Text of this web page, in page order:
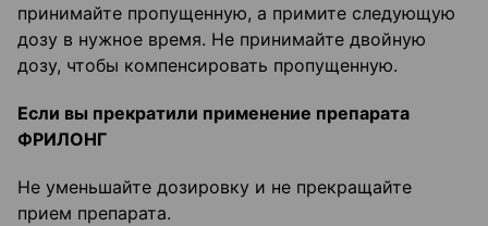
принимайте пропущенную, а примите следующую
дозу в нужное время. Не принимайте двойную
дозу, чтобы компенсировать пропущенную.
Если вы прекратили применение препарата
ФРИЛОНГ
Не уменьшайте дозировку и не прекращайте
прием препарата.